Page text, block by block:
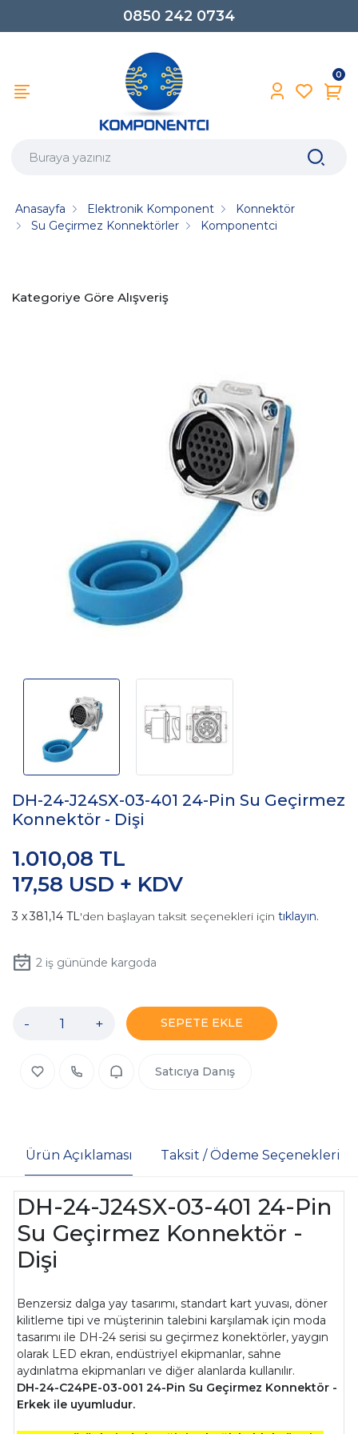
0850 242 0734
0
Anasayfa Elektronik Komponent
Konnektör
Su Geçirmez Konnektörler
Komponentci
Kategoriye Göre Alışveriş
DH-24-J24SX-03-401 24-Pin Su Geçirmez
Konnektör - Dişi
17,58 USD + KDV
1.010,08 TL
381,14 TL'den başlayan taksit seçenekleri için tıklayın.
2iş gününde kargoda
- + SEPETE EKLE
Satıcıya Danış
Ürün Açıklaması Taksit / Ödeme Seçenekleri
DH-24-J24SX-03-401 24-Pin
Su Geçirmez Konnektör -
Dişi
Benzersiz dalga yay tasarımı, standart kart yuvası, döner
kilitleme tipi ve müşterinin talebini karşılamak için moda
tasarımı ile DH-24 serisi su geçirmez konektörler, yaygın
olarak LED ekran, endüstriyel ekipmanlar, sahne
aydınlatma ekipmanları ve diğer alanlarda kullanılır.
DH-24-C24PE-03-001 24-Pin Su Geçirmez Konnektör -
Erkek ile uyumludur.